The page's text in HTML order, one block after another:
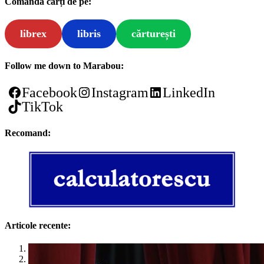
librex libris cărturești
Follow me down to Marabou:
Facebook Instagram
LinkedIn
TikTok
Recomand:
Articole recente: